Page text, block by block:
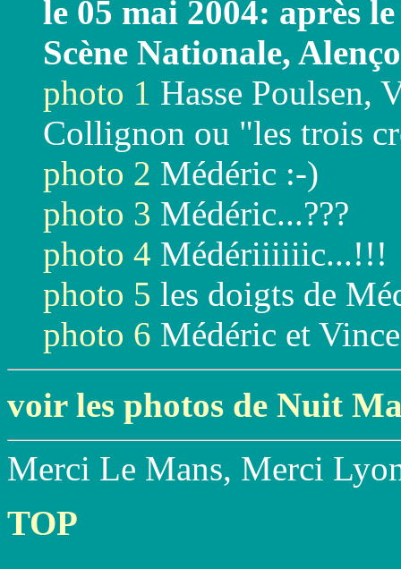
le 05 mai 2004: après
Scène Nationale,
photo 1 Hasse Poulsen,
Collignon ou "les trois
photo 2 Médéric :-)
photo 3 Médéric...???
photo 4 Médériiiiiic...!!!
photo 5 les doigts de
photo 6 Médéric et
voir les photos de Nuit
Merci Le Mans, Merci
TOP